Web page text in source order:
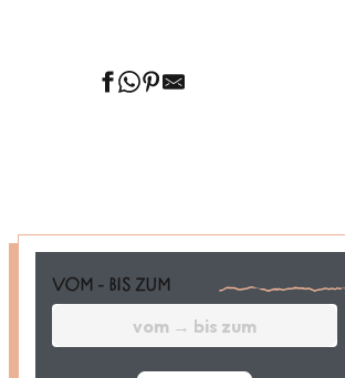
VOM - BIS ZUM